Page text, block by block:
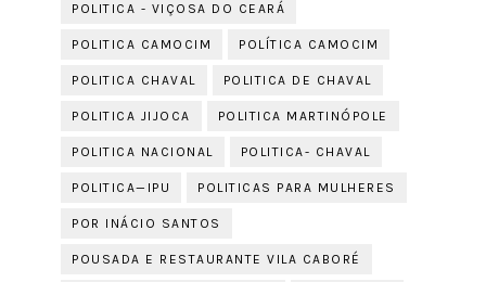
POLITICA - VIÇOSA DO CEARÁ
POLITICA CAMOCIM POLÍTICA CAMOCIM
POLITICA CHAVAL POLITICA DE CHAVAL
POLITICA JIJOCA POLITICA MARTINÓPOLE
POLITICA NACIONAL POLITICA- CHAVAL
POLITICA—IPU POLITICAS PARA MULHERES
POR INÁCIO SANTOS
POUSADA E RESTAURANTE VILA CABORÉ